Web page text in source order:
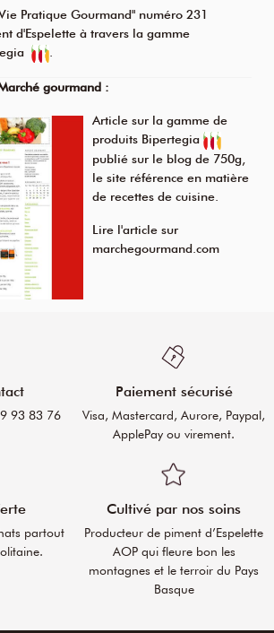
Pratique Gourmand" numéro 231
d'Espelette à travers la gamme
gourmand :
Article sur la gamme de
produits Bipertegia
publié sur le blog de 750g
le site référence en matière
de recettes de cuisine.
Lire l'article sur
marchegourmand.com
93 83 76
Paiement sécurisé
Visa, Mastercard, Aurore, Paypal,
ApplePay ou virement.
partout
Cultivé par nos soins
Producteur de piment d’Espelette
AOP qui fleure bon les
montagnes et le terroir du Pays
Basque